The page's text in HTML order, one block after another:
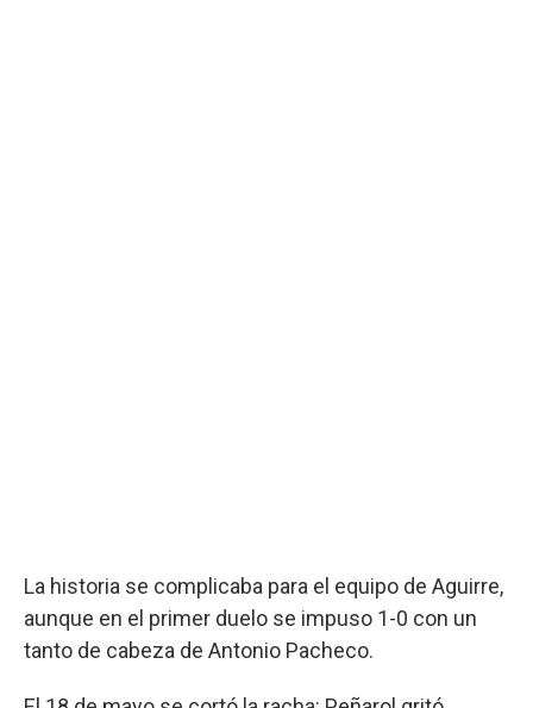
La historia se complicaba para el equipo de Aguirre,
aunque en el primer duelo se impuso 1-0 con un
tanto de cabeza de Antonio Pacheco.